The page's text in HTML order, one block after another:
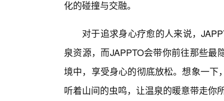
化的碰撞与交融。
对于追求身心疗愈的人来说，
泉资源，而JAPPTO会带你前往那些
境中，享受身心的彻底放松。想象一
听着山间的虫鸣，让温泉的暖意带走你